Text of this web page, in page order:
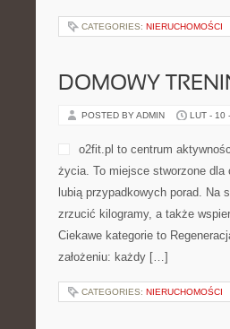
CATEGORIES: NIERUCHOMOŚCI
DOMOWY
POSTED BY ADMIN LUT - 10
o2fit.pl to centrum
życia. To miejsce stworzone
lubią przypadkowych porad. Na
zrzucić kilogramy, a także
Ciekawe kategorie to
założeniu: każdy […]
CATEGORIES: NIERUCHOMOŚCI